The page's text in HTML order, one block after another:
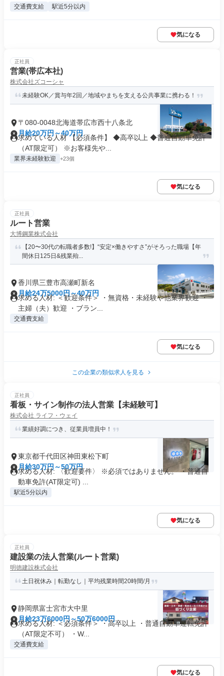
交通費支給 駅近5分以内
気になる
正社員
営業(帯広本社)
株式会社ズコーシャ
未経験OK／賞与年2回／地域やまちを支える公共事業に携わる！
〒080-0048北海道帯広市西十八条北
月給20万円～40万円
求めている人材 【必須条件】 ◆高卒以上 ◆普通自動車免許
（AT限定可） ※お客様先や...
業界未経験歓迎 +23個
気になる
正社員
ルート営業
大博鋼業株式会社
【20〜30代の転職者多数!】“安定×働きやすさ”がそろった職場【年
間休日125日&残業殆...
香川県三豊市高瀬町新名
月給24万5000円～40万円
求める人材: ＜歓迎条件＞ ・無資格・未経験や他業界歓迎 ・
主婦（夫）歓迎 ・ブラン...
交通費支給
気になる
この企業の類似求人を見る
正社員
看板・サイン制作の法人営業【未経験可】
株式会社 ライフ・ウェイ
業績好調につき、従業員増員中！
東京都千代田区神田東松下町
月給30万円～50万円
求める人材: 〈歓迎要件〉 ※必須ではありません。 ・普通自
動車免許(AT限定可) ...
駅近5分以内
気になる
正社員
建設業の法人営業(ルート営業)
明徳建設株式会社
土日祝休み｜転勤なし｜平均残業時間20時間/月
静岡県富士宮市大中里
月給23万6000円～50万6000円
求める人材: ＜必須条件＞ ・高卒以上 ・普通自動車運転免許
（AT限定不可） ・W...
交通費支給
気になる